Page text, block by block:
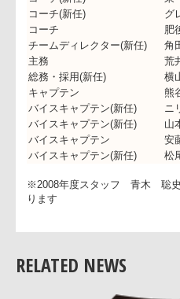
ヘッドコーチ
コーチングコーディネーター
コーチ(新任)
コーチ(新任)
コーチ
チームディレクター(新任)
主務
総務・採用(新任)
キャプテン
バイスキャプテン(新任)
バイスキャプテン(新任)
バイスキャプテン
ります
RELATED NEWS